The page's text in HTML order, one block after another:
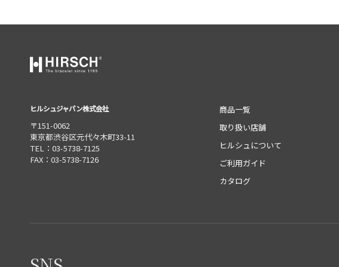
ヒルシュジャパン株式会社
〒151-0062
東京都渋谷区元代々木町33-11
TEL：03-5738-7125
FAX：03-5738-7126
商品一覧
取り扱い店舗
ヒルシュについて
ご利用ガイド
カタログ